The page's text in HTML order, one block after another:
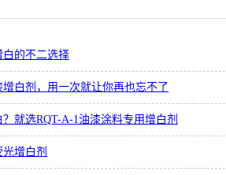
白的不二选择
增白剂，用一次就让你再也忘不了
就选RQT-A-1油漆涂料专用增白剂
增白剂